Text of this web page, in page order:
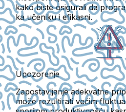
kako biste osigurali da
ka učeniku i efikasni.
Upozorenje
Zapostavljanje adekvatne
može rezultirati većim